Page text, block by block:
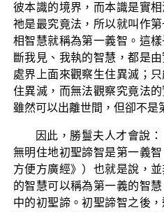
彼本識的境界，而本識是實
祂是最究竟法，所以就叫作
相智慧就稱為第一義智。這
斷我見、我執的智慧，都是
處界上面來觀察生住異滅；
住異滅，而無法觀察究竟法
雖然可以出離世間，但卻不是
因此，勝鬘夫人才會說
無明住地初聖諦智是第一義
方便方廣經》）也就是說，
的智慧可以稱為第一義的智
中的初聖諦。初聖諦智之後